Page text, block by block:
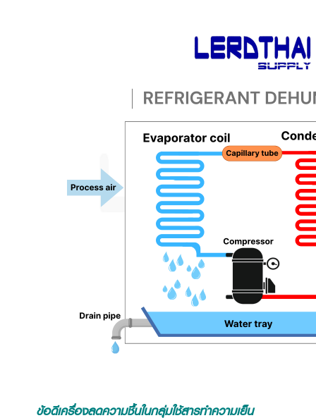
ข้อดีเครื่องลดความชื้นในกลุ่มใช้สารทำความเย็น